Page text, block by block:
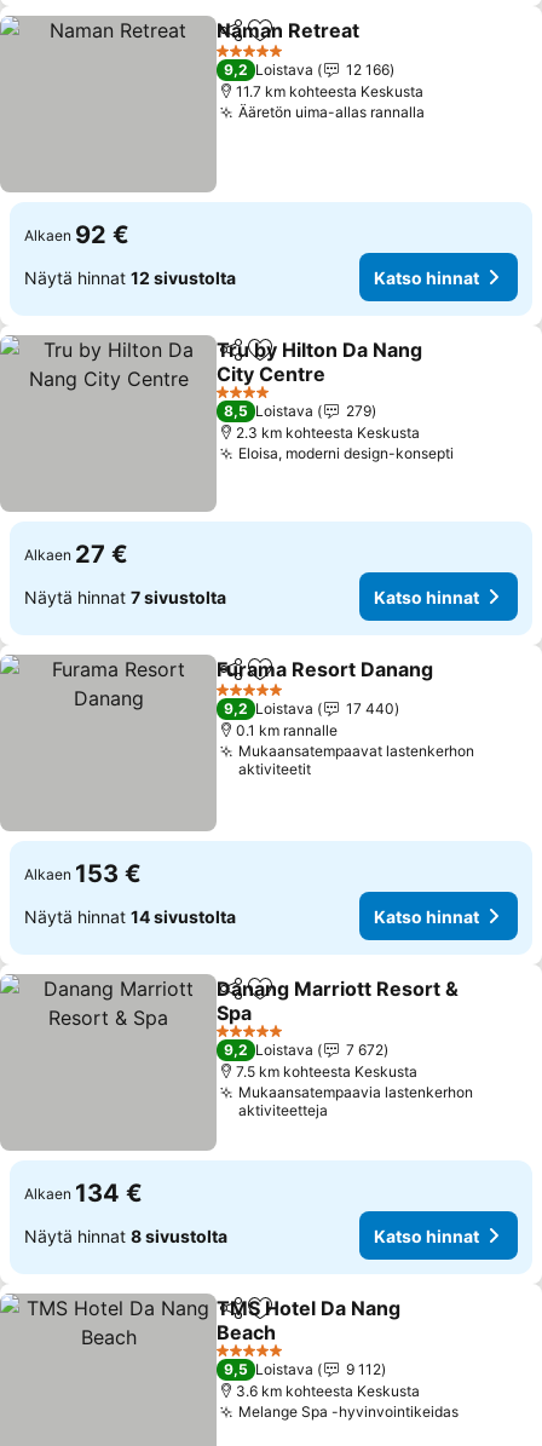
Jaa Lisää suosikkeihin
Naman Retreat
5 Tähtiluokitus
9,2 Loistava
12 166
11.7 km kohteesta Keskusta
Ääretön uima-allas rannalla
Alkaen 92 €
Näytä hinnat 12 sivustolta Katso hinnat
Jaa Lisää suosikkeihin
Tru by Hilton Da Nang
City Centre
4 Tähtiluokitus
8,5 Loistava
279
2.3 km kohteesta Keskusta
Eloisa, moderni design-konsepti
Alkaen 27 €
Näytä hinnat 7 sivustolta Katso hinnat
Jaa Lisää suosikkeihin
Furama Resort Danang
5 Tähtiluokitus
9,2 Loistava
17 440
0.1 km rannalle
Mukaansatempaavat lastenkerhon
aktiviteetit
Alkaen 153 €
Näytä hinnat 14 sivustolta Katso hinnat
Jaa Lisää suosikkeihin
Danang Marriott Resort &
Spa
5 Tähtiluokitus
9,2 Loistava
7 672
7.5 km kohteesta Keskusta
Mukaansatempaavia lastenkerhon
aktiviteetteja
Alkaen 134 €
Näytä hinnat 8 sivustolta Katso hinnat
Jaa Lisää suosikkeihin
TMS Hotel Da Nang
Beach
5 Tähtiluokitus
9,5 Loistava
9 112
3.6 km kohteesta Keskusta
Melange Spa -hyvinvointikeidas